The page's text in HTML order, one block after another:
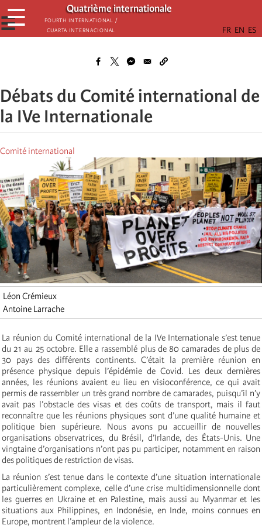
Aller
au
contenu
Quatrième internationale
Fourth International /
Cuarta Internacional
☰
☰
Débats du Comité international de
la IVe Internationale
Comité international
Léon Crémieux
Antoine Larrache
La réunion du Comité international de la IVe Internationale s’est tenue
du 21 au 25 octobre. Elle a rassemblé plus de 80 camarades de plus de
30 pays des différents continents. C’était la première réunion en
présence physique depuis l’épidémie de Covid. Les deux dernières
années, les réunions avaient eu lieu en visioconférence, ce qui avait
permis de rassembler un très grand nombre de camarades, puisqu’il n’y
avait pas l’obstacle des visas et des coûts de transport, mais il faut
reconnaître que les réunions physiques sont d’une qualité humaine et
politique bien supérieure. Nous avons pu accueillir de nouvelles
organisations observatrices, du Brésil, d’Irlande, des États-Unis. Une
vingtaine d’organisations n’ont pas pu participer, notamment en raison
des politiques de restriction de visas.
La réunion s’est tenue dans le contexte d’une situation internationale
particulièrement complexe, celle d’une crise multidimensionnelle dont
les guerres en Ukraine et en Palestine, mais aussi au Myanmar et les
situations aux Philippines, en Indonésie, en Inde, moins connues en
Europe, montrent l’ampleur de la violence.